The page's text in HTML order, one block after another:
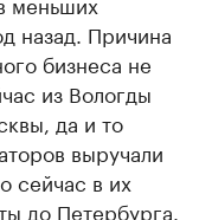
назад. Причина
бизнеса не
из Вологды
да и то
выручали
сейчас в их
до Петербурга.